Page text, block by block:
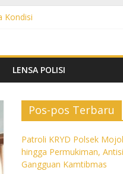
Kondisi
Gangguan Kamtibmas
Kamtibmas
LENSA POLISI
Pos-pos Terbaru
Patroli KRYD Polsek
hingga Permukiman,
Gangguan Kamtibmas